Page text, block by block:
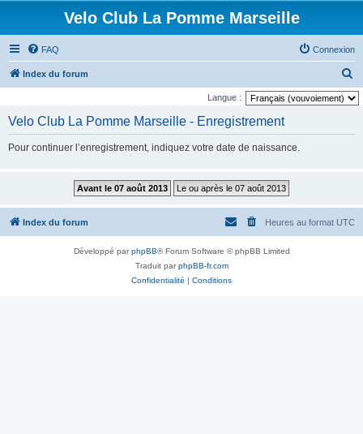
Velo Club La Pomme Marseille
FAQ Connexion
Index du forum
e
h
Langue :
Velo Club La Pomme Marseille - Enregistrement
Pour continuer l’enregistrement, indiquez votre date de naissance.
Index du forum Heures au format UTC
Développé parphpBB® Forum Software © phpBB Limited
Traduit parphpBB-fr.com
Confidentialité | Conditions